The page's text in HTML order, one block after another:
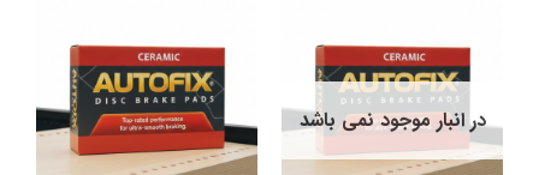
در انبار موجود نمی باشد